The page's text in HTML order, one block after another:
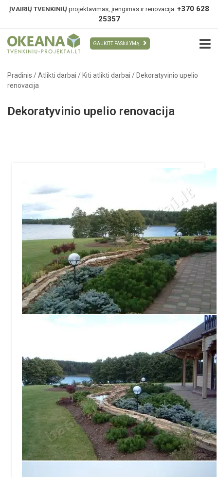
ĮVAIRIŲ TVENKINIŲ projektavimas, įrengimas ir renovacija: +370 628
25357
GAUKITE PASIŪLYMĄ
Pradinis /Atlikti darbai / Kiti atlikti darbai / Dekoratyvinio upelio
renovacija
Dekoratyvinio upelio renovacija